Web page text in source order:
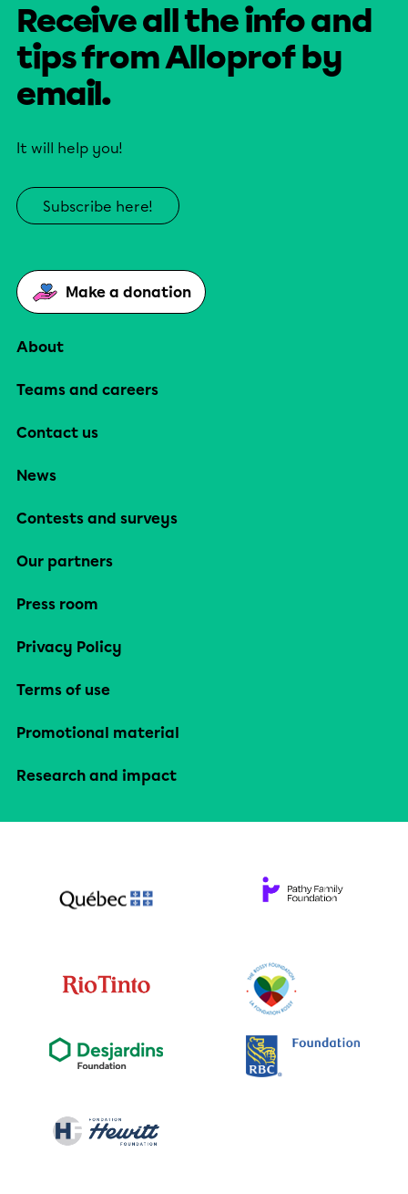
Receive all the info and
tips from Alloprof by
email.
It will help you!
Subscribe here!
Make a donation
About
Teams and careers
Contact us
News
Contests and surveys
Our partners
Press room
Privacy Policy
Terms of use
Promotional material
Research and impact